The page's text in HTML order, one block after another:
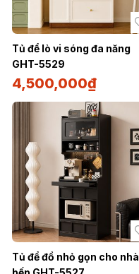
Tủ để lò vi sóng đa năng
GHT-5529
4,500,000₫
Tủ để đồ nhỏ gọn cho nhà